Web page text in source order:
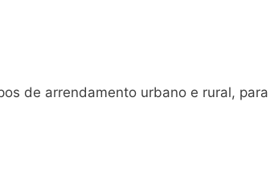
de arrendamento urbano e rural,